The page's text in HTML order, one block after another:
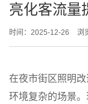
亮化客流量
时间：2025-12-26 浏
在夜市街区照明改
环境复杂的场景